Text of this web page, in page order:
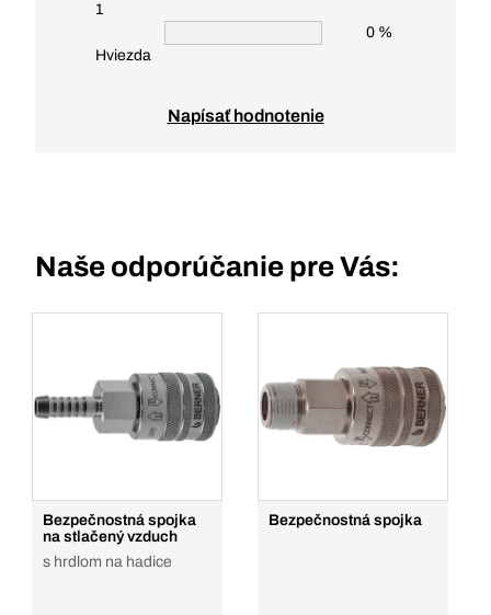
1
Hviezda
0 %
Napísať hodnotenie
Naše odporúčanie pre Vás:
Bezpečnostná spojka
na stlačený vzduch
s hrdlom na hadice
Bezpečnostná spojka